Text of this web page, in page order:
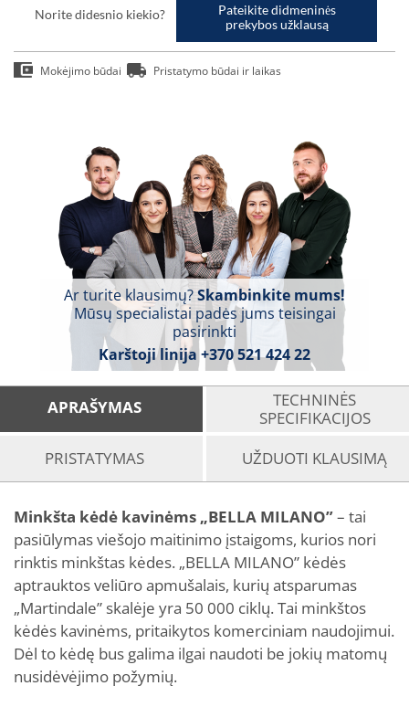
Norite didesnio kiekio?
Pateikite didmeninės
prekybos užklausą
Mokėjimo būdai Pristatymo būdai ir laikas
Ar turite klausimų?Skambinkite mums!
Mūsų specialistai padės jums teisingai
pasirinkti
Karštoji linija +370 521 424 22
APRAŠYMAS
TECHNINĖS
SPECIFIKACIJOS
PRISTATYMAS
UŽDUOTI KLAUSIMĄ
Minkšta kėdė kavinėms „BELLA MILANO”– tai
pasiūlymas viešojo maitinimo įstaigoms, kurios nori
rinktis minkštas kėdes. „BELLA MILANO” kėdės
aptrauktos veliūro apmušalais, kurių atsparumas
„Martindale” skalėje yra 50 000 ciklų. Tai minkštos
kėdės kavinėms, pritaikytos komerciniam naudojimui.
Dėl to kėdę bus galima ilgai naudoti be jokių matomų
nusidėvėjimo požymių.